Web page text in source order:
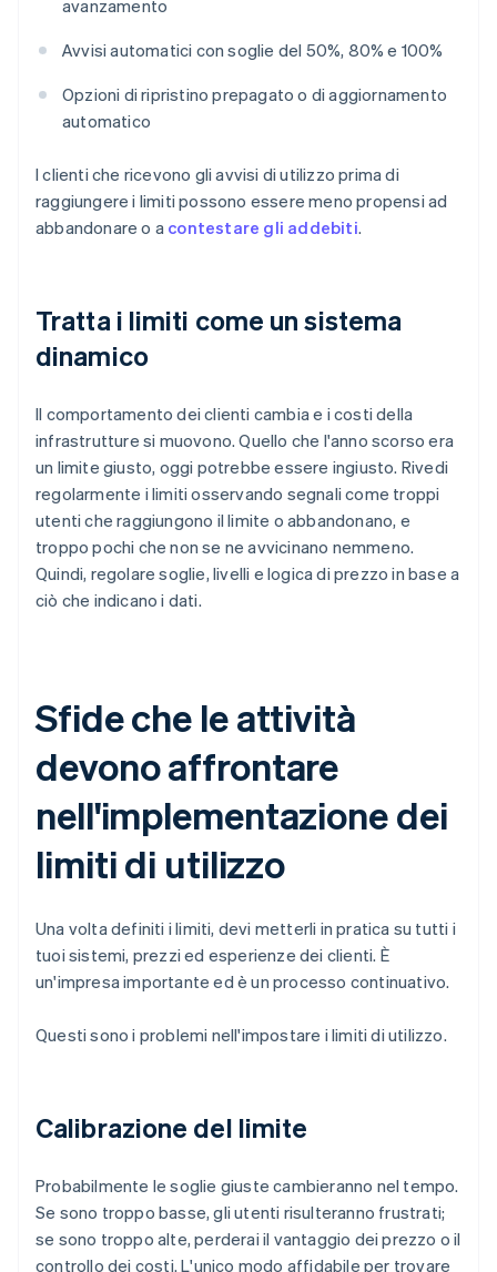
avanzamento
Avvisi automatici con soglie del 50%, 80% e 100%
Opzioni di ripristino prepagato o di aggiornamento
automatico
I clienti che ricevono gli avvisi di utilizzo prima di
raggiungere i limiti possono essere meno propensi ad
abbandonare o a contestare gli addebiti.
Tratta i limiti come un sistema
dinamico
Il comportamento dei clienti cambia e i costi della
infrastrutture si muovono. Quello che l'anno scorso era
un limite giusto, oggi potrebbe essere ingiusto. Rivedi
regolarmente i limiti osservando segnali come troppi
utenti che raggiungono il limite o abbandonano, e
troppo pochi che non se ne avvicinano nemmeno.
Quindi, regolare soglie, livelli e logica di prezzo in base a
ciò che indicano i dati.
Sfide che le attività
devono affrontare
nell'implementazione dei
limiti di utilizzo
Una volta definiti i limiti, devi metterli in pratica su tutti i
tuoi sistemi, prezzi ed esperienze dei clienti. È
un'impresa importante ed è un processo continuativo.
Questi sono i problemi nell'impostare i limiti di utilizzo.
Calibrazione del limite
Probabilmente le soglie giuste cambieranno nel tempo.
Se sono troppo basse, gli utenti risulteranno frustrati;
se sono troppo alte, perderai il vantaggio dei prezzo o il
controllo dei costi. L'unico modo affidabile per trovare